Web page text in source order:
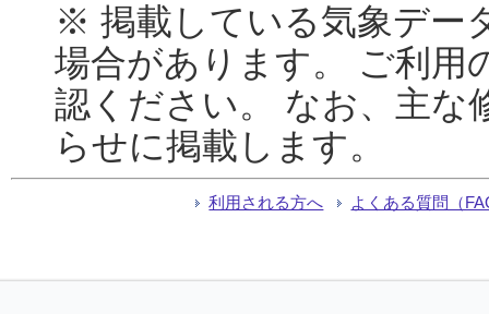
※ 掲載している気象デー
場合があります。 ご利用
認ください。 なお、主な
らせに掲載します。
利用される方へ よくある質問（